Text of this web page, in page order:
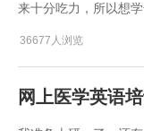
来十分吃力，所以想
36677人浏览
网上医学英语